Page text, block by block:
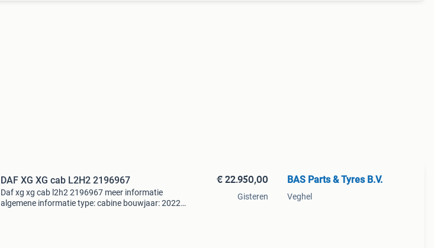
DAF XG XG cab L2H2 2196967
Daf xg xg cab l2h2 2196967 meer informatie
algemene informatie type: cabine bouwjaar: 2022
€ 22.950,00
Gisteren
BAS Parts & Tyres B.V.
Veghel